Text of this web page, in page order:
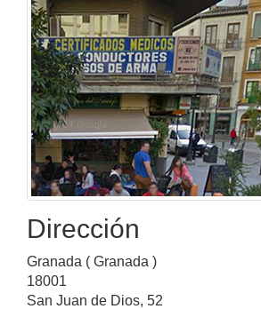
Dirección
Granada ( Granada )
18001
San Juan de Dios, 52